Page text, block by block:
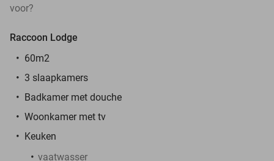
voor?
Raccoon Lodge
60m2
3 slaapkamers
Badkamer met douche
Woonkamer met tv
Keuken
vaatwasser